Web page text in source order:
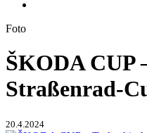
Foto
ŠKODA CUP
Straßenrad-
20.4.2024